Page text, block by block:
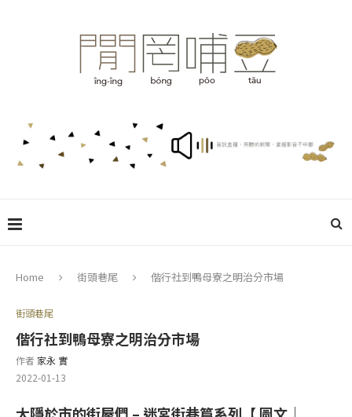
Home 街頭巷尾 偕行社到鴨母寮之明治分市場
街頭巷尾
偕行社到鴨母寮之明治分市場
作者 家永 實
2022-01-13